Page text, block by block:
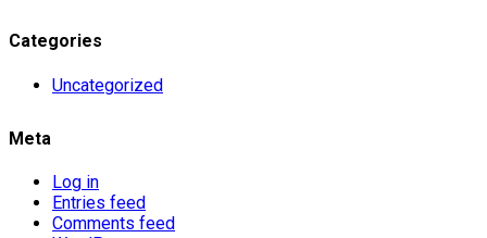
Categories
Uncategorized
Meta
Log in
Entries feed
Comments feed